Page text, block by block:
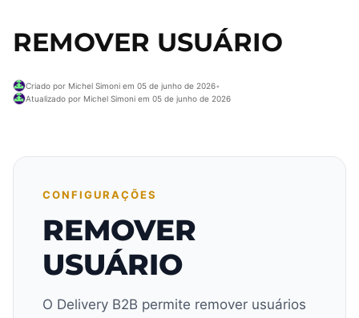
REMOVER USUÁRIO
Criado por Michel Simoni em 05 de junho de 2026•
Atualizado por Michel Simoni em 05 de junho de 2026
CONFIGURAÇÕES
REMOVER
USUÁRIO
O Delivery B2B permite remover usuários